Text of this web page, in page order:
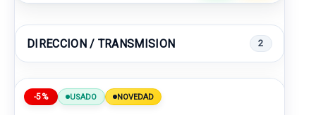
DIRECCION / TRANSMISION 2
-5% USADO NOVEDAD